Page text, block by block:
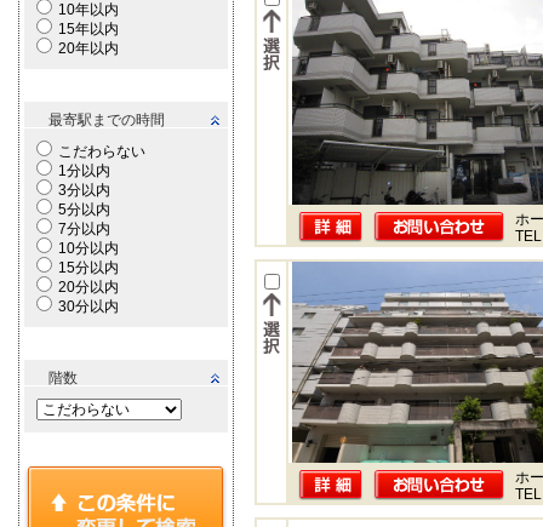
10年以内
15年以内
20年以内
最寄駅までの時間
こだわらない
1分以内
3分以内
5分以内
7分以内
10分以内
15分以内
20分以内
30分以内
階数
ホ
ホ